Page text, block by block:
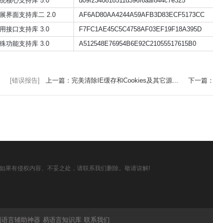
界面支持库二 2.0
AF6AD80AA4244A59AFB3D83ECF5173CC
接口支持库 3.0
F7FC1AE45C5C4758AF03EF19F18A395D
功能支持库 3.0
A512548E76954B6E92C21055517615B0
[错误报告] 上一篇：完美清除IE缓存和Cookies及其它源... 下一篇
果有侵权内容、不妥之处，请联系我们删除。敬请谅解!
语言辅助神器 易语言知识库 联系我们